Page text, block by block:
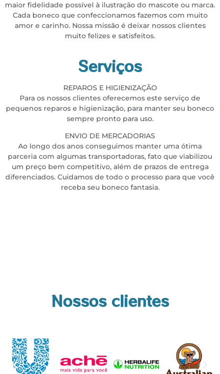
maior fidelidade possível à ilustração do mascote ou marca.
Cada boneco que confeccionamos fazemos com muito
amor e carinho. Nossa missão é deixar nossos clientes
muito felizes e satisfeitos.
Serviços
REPAROS E HIGIENIZAÇÃO
Para os nossos clientes oferecemos este serviço de
pequenos reparos e higienização, para manter seu boneco
sempre pronto para uso.
ENVIO DE MERCADORIAS
Ao longo dos anos conseguimos manter uma ótima
parceria com algumas transportadoras, fato que viabilizou
um preço bem competitivo, além de prazos de entrega
diferenciados. Cuidamos de todo o processo para que você
receba seu boneco fantasia.
Nossos clientes